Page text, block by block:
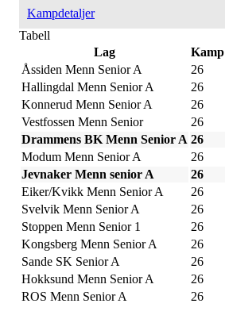
Kampdetaljer
Tabell
Lag
Kamp
Åssiden Menn Senior A
26
Hallingdal Menn Senior A
26
Konnerud Menn Senior A
26
Vestfossen Menn Senior
26
Drammens BK Menn Senior A 26
Modum Menn Senior A
26
Jevnaker Menn senior A
26
Eiker/Kvikk Menn Senior A
26
Svelvik Menn Senior A
26
Stoppen Menn Senior 1
26
Kongsberg Menn Senior A
26
Sande SK Senior A
26
Hokksund Menn Senior A
26
ROS Menn Senior A
26